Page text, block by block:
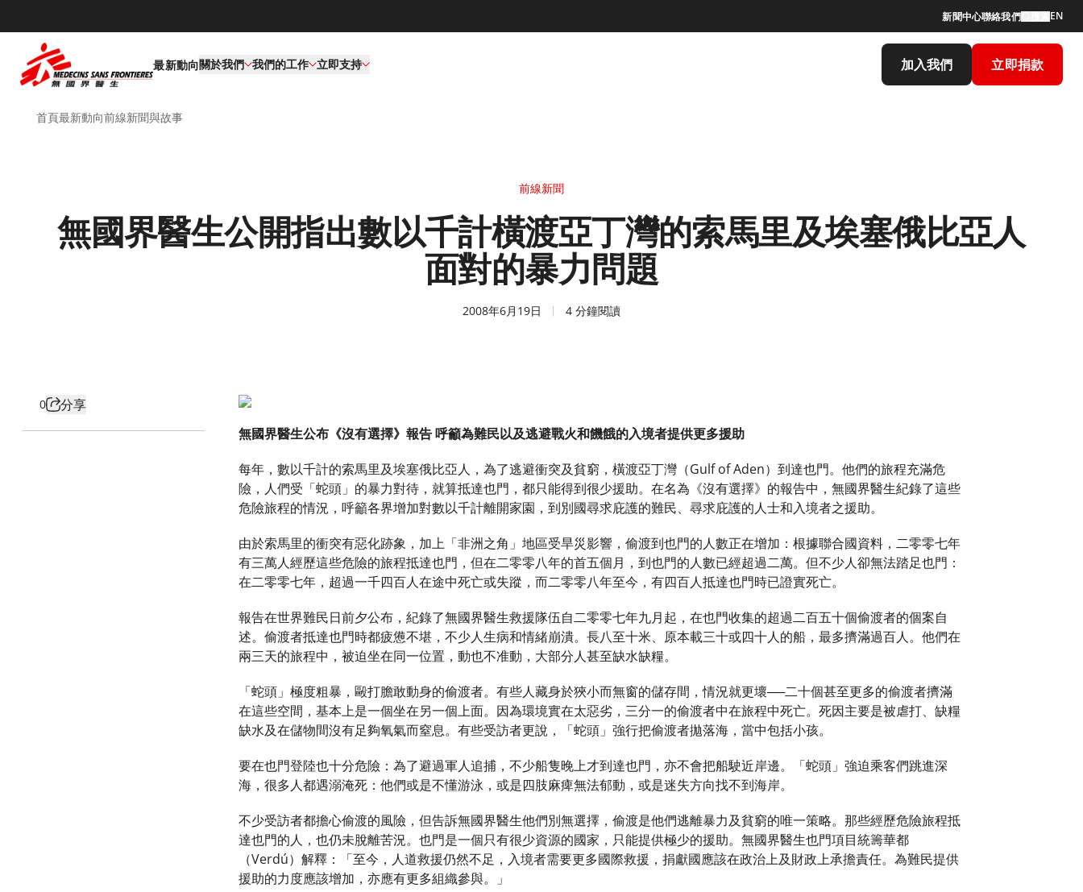
新聞中心聯絡我們 EN
最新動向關於我們 我們的工作​ 立即支持 加入我們 立即捐款
首頁最新動向前線新聞與故事
前線新聞
無國界醫生公開指出數以千計橫渡亞丁灣的索馬里及埃塞俄比亞人
面對的暴力問題
2008年6月19日 4 分鐘閱讀
0
分享
無國界醫生公布《沒有選擇》報告 呼籲為難民以及逃避戰火和饑餓的入境者提供更多援助
每年，數以千計的索馬里及埃塞俄比亞人，為了逃避衝突及貧窮，橫渡亞丁灣（Gulf of Aden）到達也門。他們的旅程充滿危
險，人們受「蛇頭」的暴力對待，就算抵達也門，都只能得到很少援助。在名為《沒有選擇》的報告中，無國界醫生紀錄了這些
危險旅程的情況，呼籲各界增加對數以千計離開家園，到別國尋求庇護的難民、尋求庇護的人士和入境者之援助。
由於索馬里的衝突有惡化跡象，加上「非洲之角」地區受旱災影響，偷渡到也門的人數正在增加：根據聯合國資料，二零零七年
有三萬人經歷這些危險的旅程抵達也門，但在二零零八年的首五個月，到也門的人數已經超過二萬。但不少人卻無法踏足也門：
在二零零七年，超過一千四百人在途中死亡或失蹤，而二零零八年至今，有四百人抵達也門時已證實死亡。
報告在世界難民日前夕公布，紀錄了無國界醫生救援隊伍自二零零七年九月起，在也門收集的超過二百五十個偷渡者的個案自
述。偷渡者抵達也門時都疲憊不堪，不少人生病和情緒崩潰。長八至十米、原本載三十或四十人的船，最多擠滿過百人。他們在
兩三天的旅程中，被迫坐在同一位置，動也不准動，大部分人甚至缺水缺糧。
「蛇頭」極度粗暴，毆打膽敢動身的偷渡者。有些人藏身於狹小而無窗的儲存間，情況就更壞──二十個甚至更多的偷渡者擠滿
在這些空間，基本上是一個坐在另一個上面。因為環境實在太惡劣，三分一的偷渡者中在旅程中死亡。死因主要是被虐打、缺糧
缺水及在儲物間沒有足夠氧氣而窒息。有些受訪者更說，「蛇頭」強行把偷渡者拋落海，當中包括小孩。
要在也門登陸也十分危險：為了避過軍人追捕，不少船隻晚上才到達也門，亦不會把船駛近岸邊。「蛇頭」強迫乘客們跳進深
海，很多人都遇溺淹死：他們或是不懂游泳，或是四肢麻痺無法郁動，或是迷失方向找不到海岸。
不少受訪者都擔心偷渡的風險，但告訴無國界醫生他們別無選擇，偷渡是他們逃離暴力及貧窮的唯一策略。那些經歷危險旅程抵
達也門的人，也仍未脫離苦況。也門是一個只有很少資源的國家，只能提供極少的援助。無國界醫生也門項目統籌華都
（Verdú）解釋：「至今，人道救援仍然不足，入境者需要更多國際救援，捐獻國應該在政治上及財政上承擔責任。為難民提供
援助的力度應該增加，亦應有更多組織參與。」